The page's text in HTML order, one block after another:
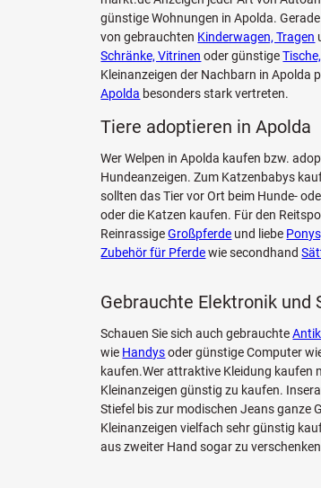
günstige Wohnungen in Apolda.
von gebrauchten Kinderwagen, Tragen
Schränke, Vitrinen oder günstige
Kleinanzeigen der Nachbarn in Apolda
Apolda besonders stark vertreten.
Tiere adoptieren in Apolda
Wer Welpen in Apolda kaufen bzw.
Hundeanzeigen. Zum Katzenbabys
sollten das Tier vor Ort beim Hunde-
oder die Katzen kaufen. Für den
ReinrassigeGroßpferde und liebe
Zubehör für Pferdewie secondhand
Gebrauchte Elektronik und
Schauen Sie sich auch gebrauchte
wie Handysoder günstige Computer
kaufen.Wer attraktive Kleidung kaufen
Kleinanzeigen günstig zu kaufen.
Stiefel bis zur modischen Jeans ganze
Kleinanzeigen vielfach sehr günstig
aus zweiter Hand sogar zu